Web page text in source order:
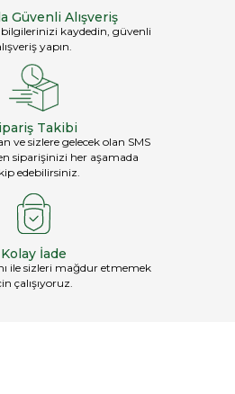
Güvenli Alışveriş
bilgilerinizi kaydedin, güvenli
yapın.
Takibi
ve sizlere gelecek olan SMS
siparişinizi her aşamada
edebilirsiniz.
Kolay İade
ile sizleri mağdur etmemek
çalışıyoruz.